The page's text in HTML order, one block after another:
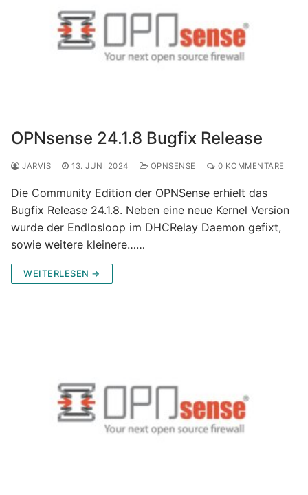
OPNsense 24.1.8 Bugfix Release
JARVIS 13. JUNI 2024 OPNSENSE 0 KOMMENTARE
Die Community Edition der OPNSense erhielt das
Bugfix Release 24.1.8. Neben eine neue Kernel Version
wurde der Endlosloop im DHCRelay Daemon gefixt,
sowie weitere kleinere……
WEITERLESEN →